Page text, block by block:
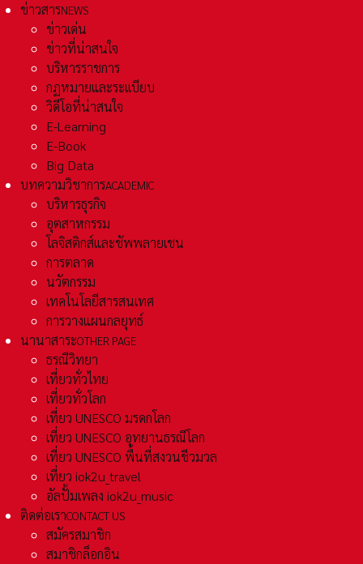
ข่าวสารNEWS
ข่าวเด่น
ข่าวที่น่าสนใจ
บริหารราชการ
กฏหมายและระเเบียบ
วิดีโอที่น่าสนใจ
E-Learning
E-Book
Big Data
บทความวิชาการACADEMIC
บริหารธุรกิจ
อุตสาหกรรม
โลจิสติกส์และชัพพลายเชน
การตลาด
นวัตกรรม
เทคโนโลยีสารสนเทศ
การวางแผนกลยุทธ์
นานาสาระOTHER PAGE
ธรณีวิทยา
เที่ยวทั่วไทย
เที่ยวทั่วโลก
เที่ยว UNESCO มรดกโลก
เที่ยว UNESCO อุทยานธรณีโลก
เที่ยว UNESCO พื้นที่สงวนชีวมวล
เที่ยว iok2u_travel
อัลปั้มเพลง iok2u_music
ติดต่อเราCONTACT US
สมัครสมาชิก
สมาชิกล็อกอิน